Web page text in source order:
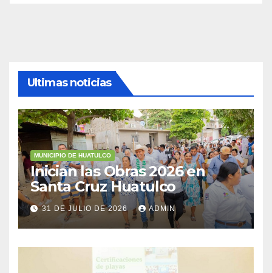
Ultimas noticias
MUNICIPIO DE HUATULCO
Inician las Obras 2026 en
Santa Cruz Huatulco
31 DE JULIO DE 2026 ADMIN